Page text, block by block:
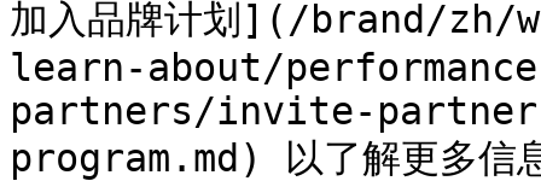
加入品牌计划](/brand/
learn-about/
partners/invite-
program.md) 以了解更多信